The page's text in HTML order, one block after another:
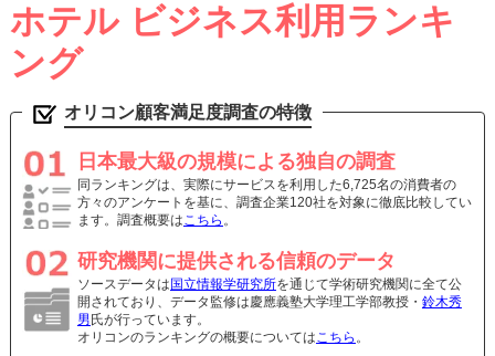
ホテル ビジネス利用ランキ
ング
オリコン顧客満足度調査の特徴
日本最大級の規模による独自の調査
同ランキングは、実際にサービスを利用した6,725名の消費者の
方々のアンケートを基に、調査企業120社を対象に徹底比較してい
ます。調査概要はこちら 。
研究機関に提供される信頼のデータ
ソースデータは 国立情報学研究所を通じて学術研究機関に全て公
開されており、データ監修は慶應義塾大学理工学部教授・ 鈴木秀
男 氏が行っています。
オリコンのランキングの概要についてはこちら 。